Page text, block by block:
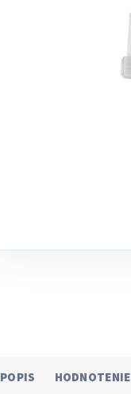
POPIS HODNOTENIE